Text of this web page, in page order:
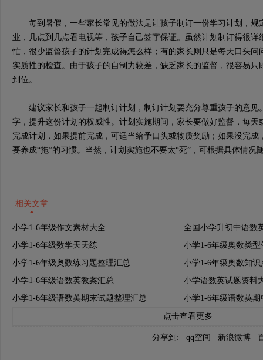
每到暑假，一些家长常见的做法是让孩子制订一份学习计划，规
业，几点到几点看电视等，孩子自己签字保证。虽然计划制订得很详
忙，很少监督孩子的计划完成得怎么样；有的家长则只是每天口头问
实质性的检查。由于孩子的自制力较差，缺乏家长的监督，很容易只
到位。
建议家长和孩子一起制订计划，制订计划要充分尊重孩子的意见
字，提升这份计划的权威性。计划实施期间，家长要做好监督，每天
完成计划，如果提前完成，可适当给予口头或物质奖励；如果没完成
要养成“拖”的习惯。当然，计划实施也不要太“死”，可根据具体情况
相关文章
小学1-6年级作文素材大全
全国小学升初中语数
小学1-6年级数学天天练
小学1-6年级奥数类
小学1-6年级奥数练习题整理汇总
小学1-6年级奥数知识
小学1-6年级语数英教案汇总
小学语数英试题资料
小学1-6年级语数英期末试题整理汇总
小学1-6年级语数英
点击查看更多
分享到: qq空间 新浪微博